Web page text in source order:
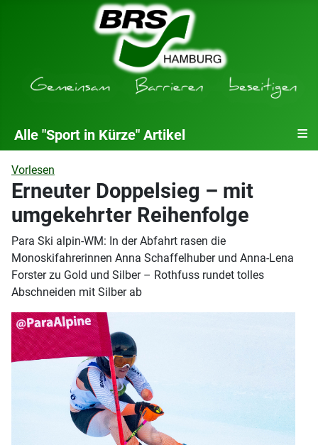
Alle "Sport in Kürze" Artikel ≡
Vorlesen
Erneuter Doppelsieg – mit
umgekehrter Reihenfolge
Para Ski alpin-WM: In der Abfahrt rasen die
Monoskifahrerinnen Anna Schaffelhuber und Anna-Lena
Forster zu Gold und Silber – Rothfuss rundet tolles
Abschneiden mit Silber ab